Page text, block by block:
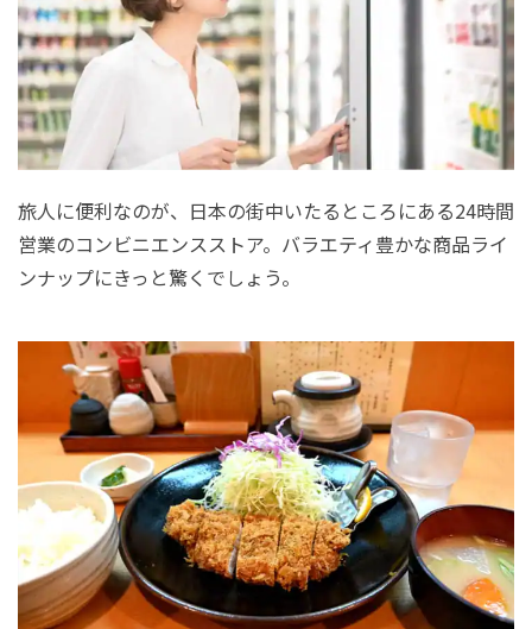
旅人に便利なのが、日本の街中いたるところにある24時間
営業のコンビニエンスストア。バラエティ豊かな商品ライ
ンナップにきっと驚くでしょう。